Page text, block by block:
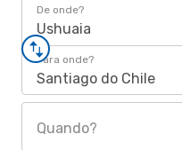
De onde?
Ushuaia
Para onde?
Santiago do Chile
Quando?